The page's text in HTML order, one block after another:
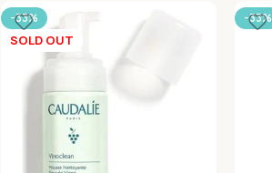
-33%
SOLD OUT
-33%